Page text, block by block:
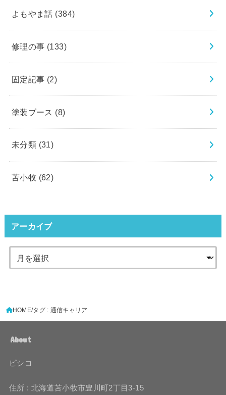
よもやま話 (384)
修理の事 (133)
固定記事 (2)
塗装ブース (8)
未分類 (31)
苫小牧 (62)
アーカイブ
HOME タグ : 通信キャリア
About
ピシコ
住所 : 北海道苫小牧市豊川町2丁目3-15